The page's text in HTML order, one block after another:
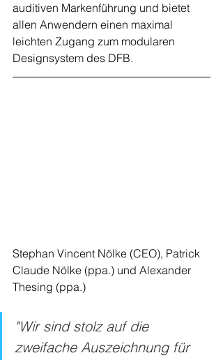
auditiven Markenführung und bietet
allen Anwendern einen maximal
leichten Zugang zum modularen
Designsystem des DFB.
Stephan Vincent Nölke (CEO), Patrick
Claude Nölke (ppa.) und Alexander
Thesing (ppa.)
"Wir sind stolz auf die
zweifache Auszeichnung für